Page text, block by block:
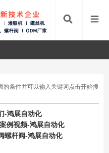
的条件并可以输入关键词点击开始搜
-鸿展自动化
案例视频-鸿展自动化
螺杆阀-鸿展自动化